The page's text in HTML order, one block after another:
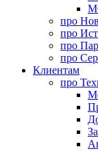
про
про
про
про
Клиентам
про